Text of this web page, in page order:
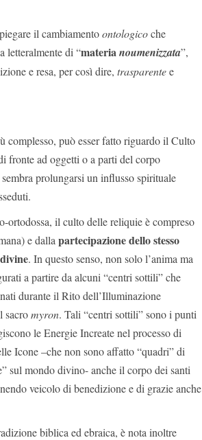
il cambiamentoontologicoche
letteralmente di “materianoumenizzata”,
e resa, per così dire, trasparentee
complesso, può esser fatto riguardo il Culto
fronte ad oggetti o a parti del corpo
prolungarsi un influsso spirituale
ortodossa, il culto delle reliquie è compreso
e dalla partecipazione dello stesso
. In questo senso, non solo l’anima ma
a partire da alcuni “centri sottili” che
durante il Rito dell’Illuminazione
sacromyron. Tali “centri sottili” sono i punti
le Energie Increate nel processo di
Icone –che non sono affatto “quadri” di
sul mondo divino- anche il corpo dei santi
veicolo di benedizione e di grazie anche
biblica ed ebraica, è nota inoltre